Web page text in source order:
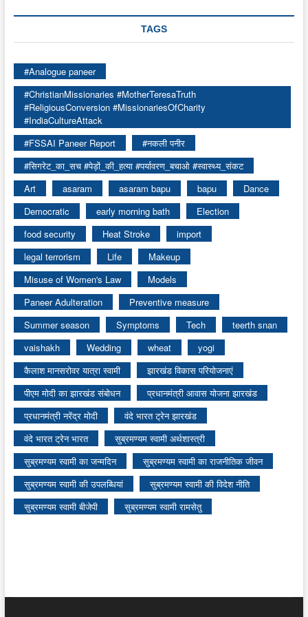
TAGS
#Analogue paneer
#ChristianMissionaries #MotherTeresaTruth
#ReligiousConversion #MissionariesOfCharity
#IndiaCultureAttack
#FSSAI Paneer Report
#नकली पनीर
#सिगरेट_का_सच #पेड़ों_की_हत्या #पर्यावरण_बचाओ #स्वास्थ्य_संकट
Art
asaram asaram bapu bapu
Dance
Democratic
early morning bath
Election
food security
Heat Stroke
import
legal terrorism
Life
Makeup
Misuse of Women's Law
Models
Paneer Adulteration
Preventive measure
Summer season
Symptoms Tech
teerth snan
vaishakh
Wedding wheat
yogi
कैलाश मानसरोवर यात्रा स्वामी
झारखंड विकास परियोजनाएं
पीएम मोदी का झारखंड संबोधन
प्रधानमंत्री आवास योजना झारखंड
प्रधानमंत्री नरेंद्र मोदी
वंदे भारत ट्रेन झारखंड
वंदे भारत ट्रेन भारत
सुब्रमण्यम स्वामी अर्थशास्त्री
सुब्रमण्यम स्वामी का जन्मदिन
सुब्रमण्यम स्वामी का राजनीतिक जीवन
सुब्रमण्यम स्वामी की उपलब्धियां
सुब्रमण्यम स्वामी की विदेश नीति
सुब्रमण्यम स्वामी बीजेपी
सुब्रमण्यम स्वामी रामसेतु